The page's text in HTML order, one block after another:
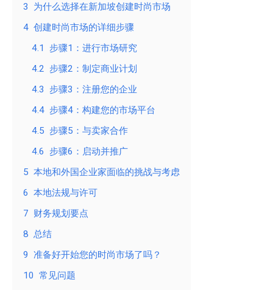
3
为什么选择在新加坡创建时尚市场
4 创建时尚市场的详细步骤
4.1
步骤1：进行市场研究
4.2 步骤2：制定商业计划
4.3
步骤3：注册您的企业
4.4 步骤4：构建您的市场平台
4.5 步骤5：与卖家合作
4.6
步骤6：启动并推广
5 本地和外国企业家面临的挑战与考虑
6 本地法规与许可
7 财务规划要点
8 总结
9 准备好开始您的时尚市场了吗？
10 常见问题